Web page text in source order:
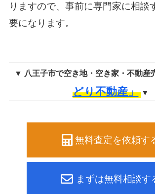
りますので、事前に専門家に相談
要になります。
▼ 八王子市で空き地・空き家・不動産
どり不動産」 ▼
無料査定を依頼す
まずは無料相談す